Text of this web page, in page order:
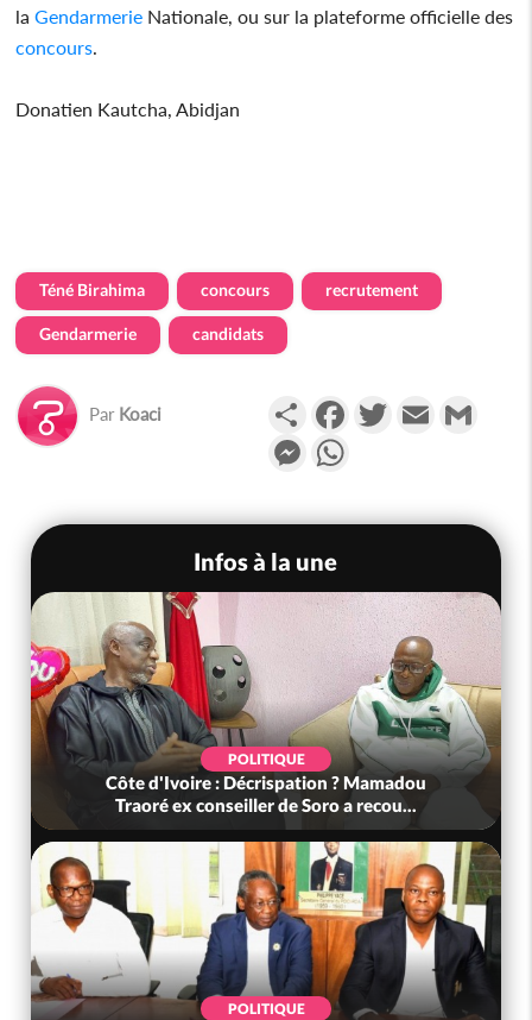
laGendarmerie Nationale, ou sur la plateforme officielle des
concours
Donatien Kautcha, Abidjan
Téné Birahima concours recrutement
Gendarmerie candidats
Par Koaci PartagerFacebookTwitterEmail
Messenger
Infos à la une
POLITIQUE
Côte d'Ivoire : Décrispation ? Mamadou
Traoré ex conseiller de Soro a recou...
POLITIQUE